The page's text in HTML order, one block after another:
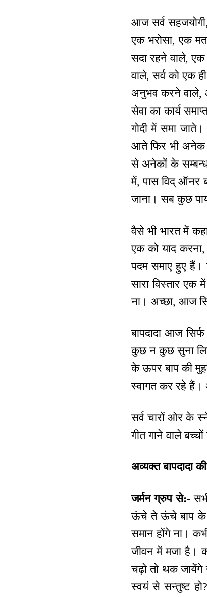
आज सर्व
एक भरोसा, एक
सदा रहने वाले, एक
वाले, सर्व को एक
अनुभव करने वाले,
सेवा का कार्य
गोदी में समा
आते फिर भी अनेक
से अनेकों के
में, पास विद् ऑनर
जाना। सब कुछ
वैसे भी भारत में
एक को याद
पदम समाए हुए हैं।
सारा विस्तार
ना। अच्छा, आज
बापदादा आज
कुछ न कुछ सुना
के ऊपर बाप की
स्वागत कर रहे हैं।
सर्व चारों ओर के
गीत गाने वाले
अव्यक्त बापदादा
जर्मन ग्रुप से:-
ऊंचे ते ऊंचे बाप के
समान होंगे ना।
जीवन में मजा है।
चढ़ो तो थक जायेंगे
स्वयं से सन्तुष्ट